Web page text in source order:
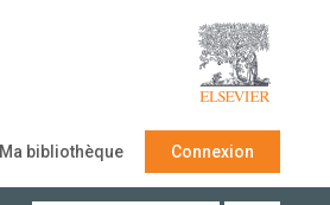
Ma bibliothèque Connexion